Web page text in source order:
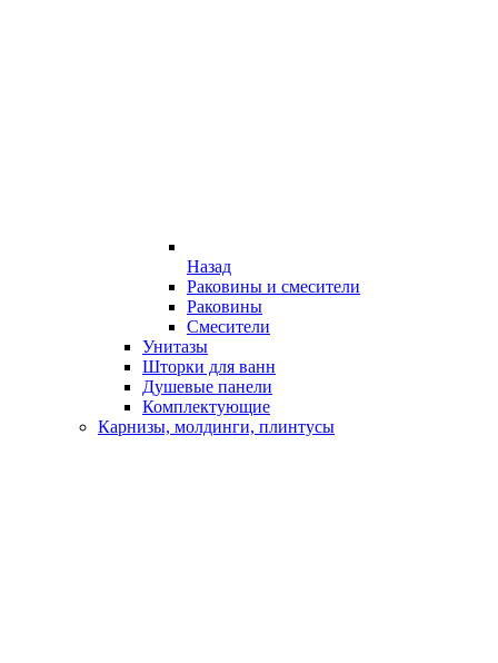
Назад
Раковины и смесители
Раковины
Смесители
Унитазы
Шторки для ванн
Душевые панели
Комплектующие
Карнизы, молдинги, плинтусы